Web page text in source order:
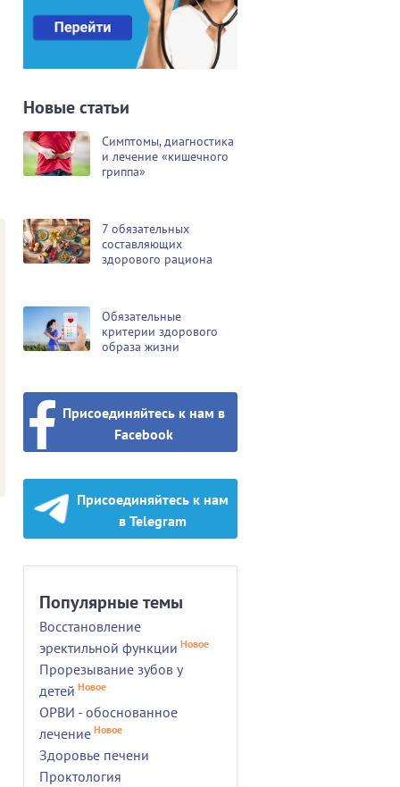
Новые статьи
Симптомы, диагностика
и лечение «кишечного
гриппа»
7 обязательных
составляющих
здорового рациона
Обязательные
критерии здорового
образа жизни
Присоединяйтесь к нам в
Facebook
Присоединяйтесь к нам
в Telegram
Популярные темы
Восстановление
эректильной функции Новое
Прорезывание зубов у
детей Новое
ОРВИ - обоснованное
лечение Новое
Здоровье печени
Проктология